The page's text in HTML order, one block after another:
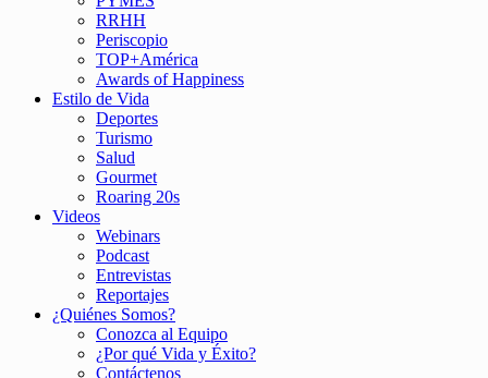
RRHH
Periscopio
TOP+América
Awards of Happiness
Estilo de Vida
Deportes
Turismo
Salud
Gourmet
Roaring 20s
Videos
Webinars
Podcast
Entrevistas
Reportajes
¿Quiénes Somos?
Conozca al Equipo
¿Por qué Vida y Éxito?
Contáctenos